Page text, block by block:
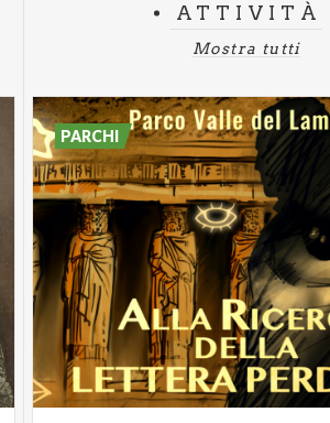
ATTIVITÀ
Mostra tutti
PARCHI